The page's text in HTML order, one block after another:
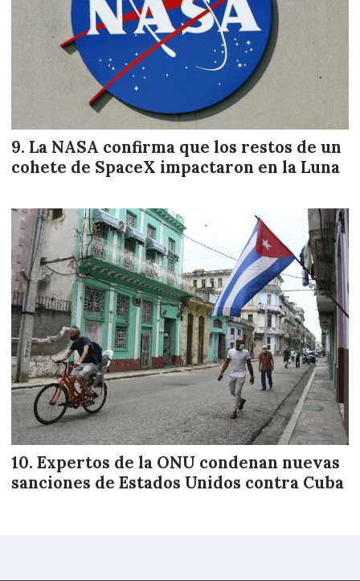
La NASA confirma que los restos de un
cohete de SpaceX impactaron en la Luna
Expertos de la ONU condenan nuevas
sanciones de Estados Unidos contra Cuba